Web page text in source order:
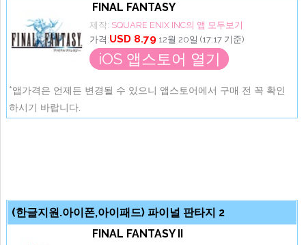
FINAL FANTASY
제작: SQUARE ENIX INC의 앱 모두보기
가격:USD 8.79 12월 20일 (17:17 기준)
iOS 앱스토어 열기
*앱가격은 언제든 변경될 수 있으니 앱스토어에서 구매 전 꼭 확인
하시기 바랍니다.
(한글지원.아이폰,아이패드) 파이널 판타지 2
FINAL FANTASY II